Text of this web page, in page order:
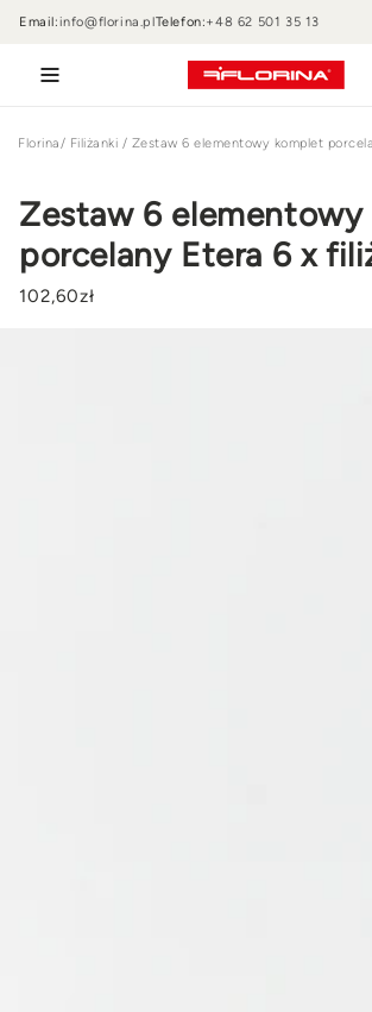
PRZEJDŹ DO
TREŚCI
Email:info@florina.plTelefon:+48 62 501 35 13
Florina/ Filiżanki / Zestaw 6 elementowy komplet
Zestaw 6
porcelany Etera 6 x
102,60zł